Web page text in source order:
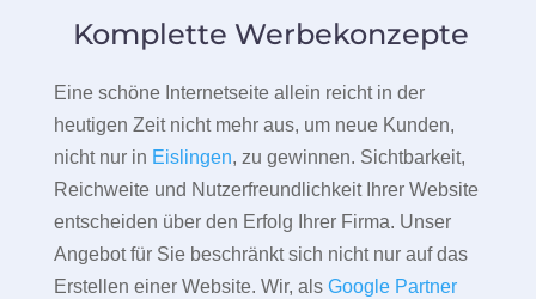
Komplette Werbekonzepte
Eine schöne Internetseite allein reicht in der
heutigen Zeit nicht mehr aus, um neue Kunden,
nicht nur in Eislingen, zu gewinnen. Sichtbarkeit,
Reichweite und Nutzerfreundlichkeit Ihrer Website
entscheiden über den Erfolg Ihrer Firma. Unser
Angebot für Sie beschränkt sich nicht nur auf das
Erstellen einer Website. Wir, als Google Partner